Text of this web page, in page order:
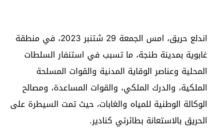
اندلع حريق، امس الجمعة 29 شتنبر 2023، في منطقة
غابوية بمدينة طنجة، ما تسبب في استنفار السلطات
المحلية وعناصر الوقاية المدنية والقوات المسلحة
الملكية، والدرك الملكي، والقوات المساعدة، ومصالح
الوكالة الوطنية للمياه والغابات، حيث تمت السيطرة على
الحريق بالاستعانة بطائرتي كنادير.